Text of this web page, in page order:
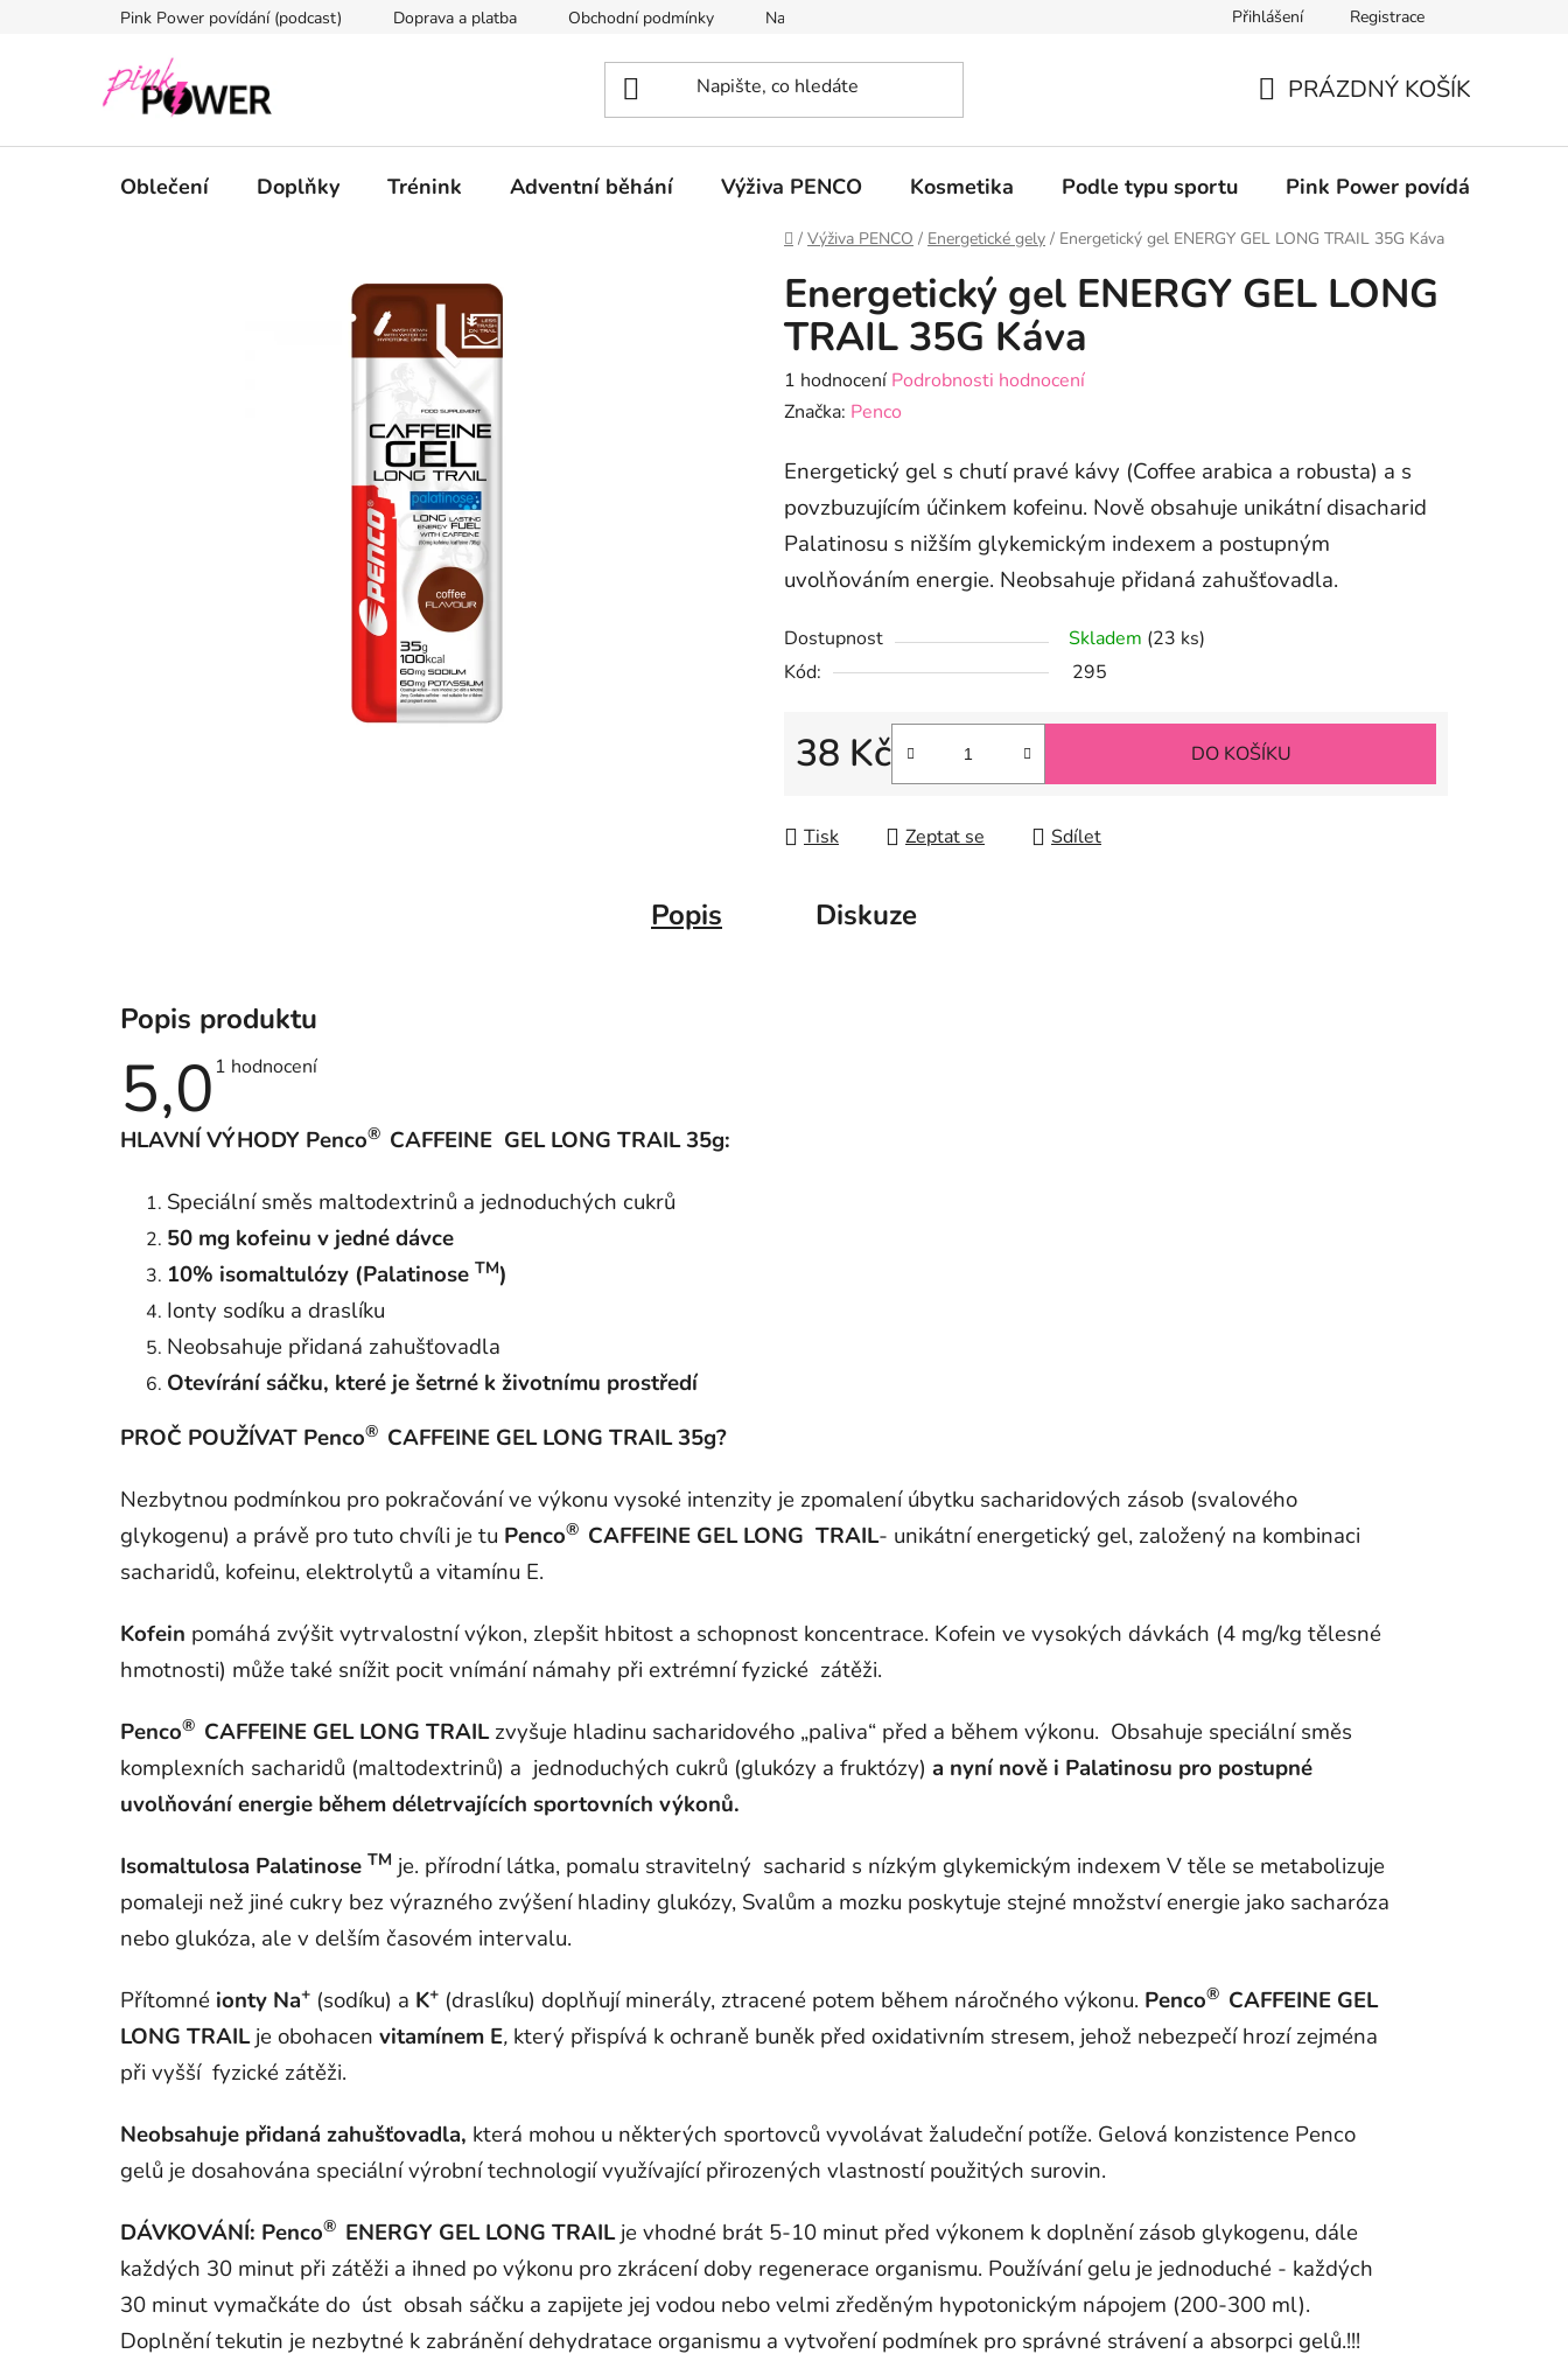
Pink Power povídání (podcast) Doprava a platba Obchodní podmínky Napište nám Přihlášení Registrace
KOŠÍK
PRÁZDNÝ KOŠÍK
Oblečení Doplňky Trénink Adventní běhání Výživa PENCO Kosmetika Podle typu sportu Pink Power povídání
Domů
/ Výživa PENCO / Energetické gely / Energetický gel ENERGY GEL LONG TRAIL 35G Káva
Energetický gel ENERGY GEL LONG
TRAIL 35G Káva
Průměrné
hodnocení
je
5,0
z
1 hodnocení Podrobnosti hodnocení
Značka: Penco
Energetický gel s chutí pravé kávy (Coffee arabica a robusta) a s
povzbuzujícím účinkem kofeinu. Nově obsahuje unikátní disacharid
Palatinosu s nižším glykemickým indexem a postupným
uvolňováním energie. Neobsahuje přidaná zahušťovadla.
Dostupnost Skladem (23 ks)
Kód:
295
38 Kč
Měrná cena:
DO KOŠÍKU
Tisk Zeptat se Sdílet
Popis Diskuze
Popis produktu
5,0 Průměrné
5,0
hvězdiček.
1 hodnocení
HLAVNÍ VÝHODY Penco® CAFFEINE GEL LONG TRAIL 35g:
Speciální směs maltodextrinů a jednoduchých cukrů
50 mg kofeinu v jedné dávce
10% isomaltulózy (Palatinose TM)
Ionty sodíku a draslíku
Neobsahuje přidaná zahušťovadla
Otevírání sáčku, které je šetrné k životnímu prostředí
PROČ POUŽÍVAT Penco® CAFFEINE GEL LONG TRAIL 35g?
Nezbytnou podmínkou pro pokračování ve výkonu vysoké intenzity je zpomalení úbytku sacharidových zásob (svalového
glykogenu) a právě pro tuto chvíli je tu Penco® CAFFEINE GEL LONG TRAIL- unikátní energetický gel, založený na kombinaci
sacharidů, kofeinu, elektrolytů a vitamínu E.
Kofein pomáhá zvýšit vytrvalostní výkon, zlepšit hbitost a schopnost koncentrace. Kofein ve vysokých dávkách (4 mg/kg tělesné
hmotnosti) může také snížit pocit vnímání námahy při extrémní fyzické zátěži.
Penco® CAFFEINE GEL LONG TRAILzvyšuje hladinu sacharidového „paliva“ před a během výkonu. Obsahuje speciální směs
komplexních sacharidů (maltodextrinů) a jednoduchých cukrů (glukózy a fruktózy) a nyní nově i Palatinosu pro postupné
uvolňování energie během déletrvajících sportovních výkonů.
Isomaltulosa Palatinose TM je. přírodní látka, pomalu stravitelný sacharid s nízkým glykemickým indexem V těle se metabolizuje
pomaleji než jiné cukry bez výrazného zvýšení hladiny glukózy, Svalům a mozku poskytuje stejné množství energie jako sacharóza
nebo glukóza, ale v delším časovém intervalu.
Přítomné ionty Na+ (sodíku) a K+ (draslíku) doplňují minerály, ztracené potem během náročného výkonu. Penco® CAFFEINE GEL
LONG TRAILje obohacen vitamínem E, který přispívá k ochraně buněk před oxidativním stresem, jehož nebezpečí hrozí zejména
při vyšší fyzické zátěži.
Neobsahuje přidaná zahušťovadla, která mohou u některých sportovců vyvolávat žaludeční potíže. Gelová konzistence Penco
gelů je dosahována speciální výrobní technologií využívající přirozených vlastností použitých surovin.
DÁVKOVÁNÍ: Penco® ENERGY GEL LONG TRAILje vhodné brát 5-10 minut před výkonem k doplnění zásob glykogenu, dále
každých 30 minut při zátěži a ihned po výkonu pro zkrácení doby regenerace organismu. Používání gelu je jednoduché - každých
30 minut vymačkáte do úst obsah sáčku a zapijete jej vodou nebo velmi zředěným hypotonickým nápojem (200-300 ml).
Doplnění tekutin je nezbytné k zabránění dehydratace organismu a vytvoření podmínek pro správné strávení a absorpci gelů.!!!